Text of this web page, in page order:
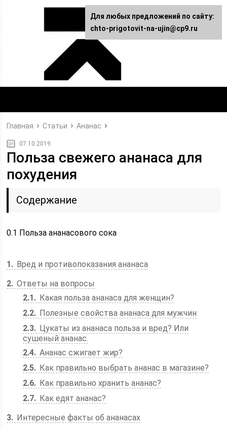
Главная Статьи Ананас
07.10.2019
Польза свежего ананаса для
похудения
Содержание
0.1 Польза ананасового сока
1
Вред и противопоказания ананаса
2 Ответы на вопросы
2.1
Какая польза ананаса для женщин?
2.2
Полезные свойства ананаса для мужчин
2.3
Цукаты из ананаса польза и вред? Или
сушеный ананас.
2.4 Ананас сжигает жир?
2.5
Как правильно выбрать ананас в магазине?
2.6
Как правильно хранить ананас?
2.7
Как едят ананас?
3
Интересные факты об ананасах
Для любых предложений по сайту:
chto-prigotovit-na-ujin@cp9.ru